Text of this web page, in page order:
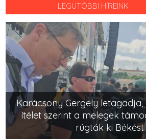
LEGUTÓBBI HÍREINK
Karácsony Gergely
ítélet szerint a melegek
rúgták ki Békést